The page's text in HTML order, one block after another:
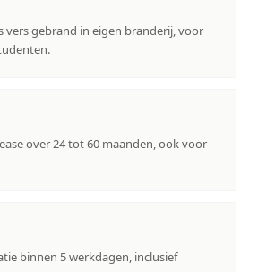
vers gebrand in eigen branderij, voor
over 24 tot 60 maanden, ook voor
binnen 5 werkdagen, inclusief